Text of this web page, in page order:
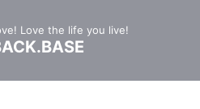
Love the life you live!